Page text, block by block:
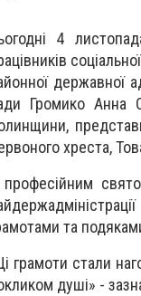
4
державної
Громико Анна
хреста,
та
грамоти стали
душі» -